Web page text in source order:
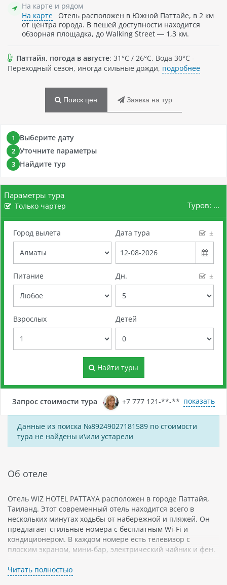
На карте и рядом
На карте
Отель расположен в Южной Паттайе, в 2 км
от центра города. В пешей доступности находится
обзорная площадка, до Walking Street — 1,3 км.
Паттайя, погода в августе: 31°C / 26°C, Вода 30°C -
Переходный сезон, иногда сильные дожди, подробнее
Поиск цен Заявка на тур
1 Выберите дату
2 Уточните параметры
3 Найдите тур
Параметры тура
Только чартер Туров: ...
Город вылета Дата тура ±
Питание Дн. ±
Взрослых Детей
Найти туры
Запрос стоимости тура +7 777 121-**-** показать
Данные из поиска №89249027181589 по стоимости
тура не найдены и\или устарели
Об отеле
Отель WIZ HOTEL PATTAYA расположен в городе Паттайя,
Таиланд. Этот современный отель находится всего в
нескольких минутах ходьбы от набережной и пляжей. Он
предлагает стильные номера с бесплатным Wi-Fi и
кондиционером. В каждом номере есть телевизор с
плоским экраном, мини-бар, электрический чайник и фен.
Отель WIZ HOTEL PATTAYA также имеет бассейн на крыше,
который предлагает потрясающий вид на город. Кроме
Читать полностью